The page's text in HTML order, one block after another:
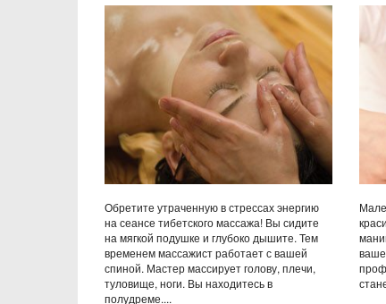
Обретите утраченную в стрессах энергию
на сеансе тибетского массажа! Вы сидите
на мягкой подушке и глубоко дышите. Тем
временем массажист работает с вашей
спиной. Мастер массирует голову, плечи,
туловище, ноги. Вы находитесь в
полудреме....